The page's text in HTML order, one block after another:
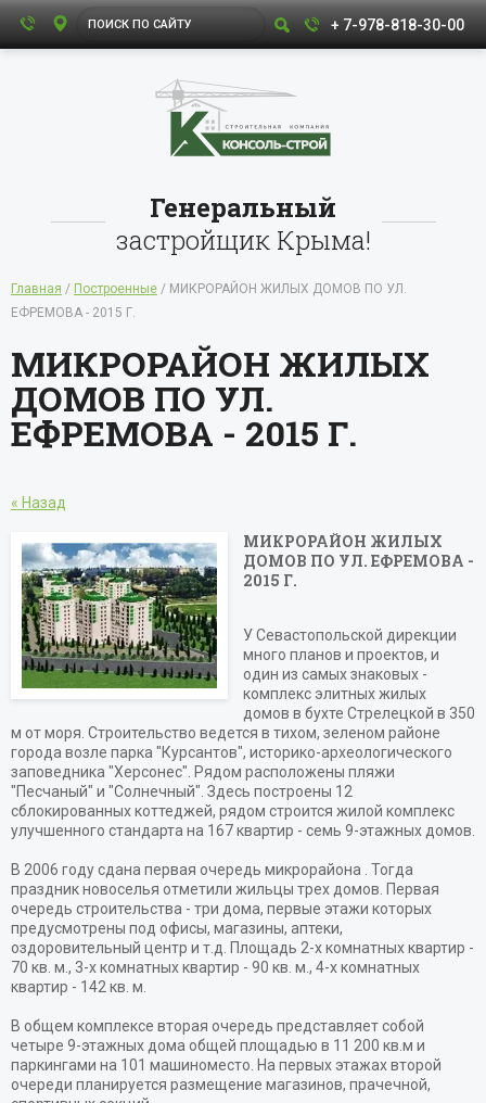
+ 7-978-818-30-00
Генеральный
застройщик Крыма!
Главная / Построенные / МИКРОРАЙОН ЖИЛЫХ ДОМОВ ПО УЛ.
ЕФРЕМОВА - 2015 Г.
МИКРОРАЙОН ЖИЛЫХ
ДОМОВ ПО УЛ.
ЕФРЕМОВА - 2015 Г.
« Назад
МИКРОРАЙОН ЖИЛЫХ
ДОМОВ ПО УЛ. ЕФРЕМОВА -
2015 Г.
У Севастопольской дирекции
много планов и проектов, и
один из самых знаковых -
комплекс элитных жилых
домов в бухте Стрелецкой в 350
м от моря. Строительство ведется в тихом, зеленом районе
города возле парка "Курсантов", историко-археологического
заповедника "Херсонес". Рядом расположены пляжи
"Песчаный" и "Солнечный". Здесь построены 12
сблокированных коттеджей, рядом строится жилой комплекс
улучшенного стандарта на 167 квартир - семь 9-этажных домов.
В 2006 году сдана первая очередь микрорайона . Тогда
праздник новоселья отметили жильцы трех домов. Первая
очередь строительства - три дома, первые этажи которых
предусмотрены под офисы, магазины, аптеки,
оздоровительный центр и т.д. Площадь 2-х комнатных квартир -
70 кв. м., 3-х комнатных квартир - 90 кв. м., 4-х комнатных
квартир - 142 кв. м.
В общем комплексе вторая очередь представляет собой
четыре 9-этажных дома общей площадью в 11 200 кв.м и
паркингами на 101 машиноместо. На первых этажах второй
очереди планируется размещение магазинов, прачечной,